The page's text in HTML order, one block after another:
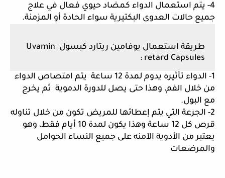
جميع حالات العدوى البكتيرية سواء الحادة أو المزمنة.
طريقة استعمال يوفامين ريتارد كبسول Uvamin
retard Capsules :
مع البول.
والمرضعات